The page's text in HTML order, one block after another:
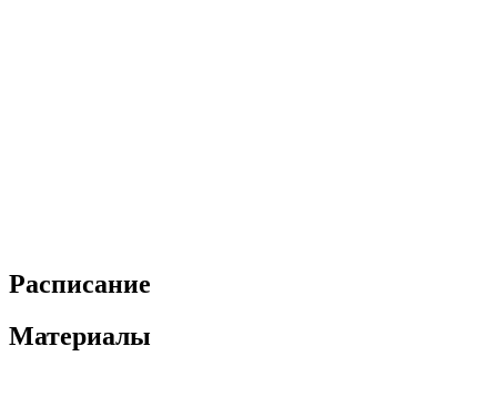
Расписание
Материалы